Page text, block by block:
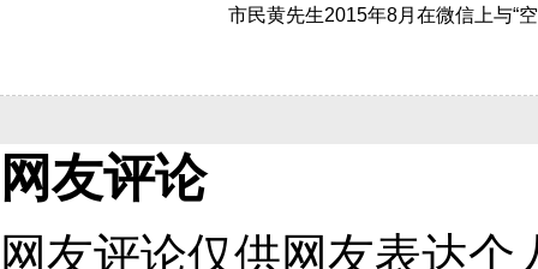
网友评论
网友评论仅供网友表达